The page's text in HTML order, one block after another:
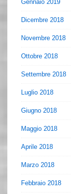
Gennaio 2019
Dicembre 2018
Novembre 2018
Ottobre 2018
Settembre 2018
Luglio 2018
Giugno 2018
Maggio 2018
Aprile 2018
Marzo 2018
Febbraio 2018